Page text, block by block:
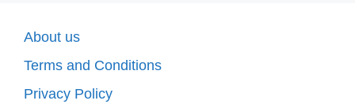
About us
Terms and Conditions
Privacy Policy